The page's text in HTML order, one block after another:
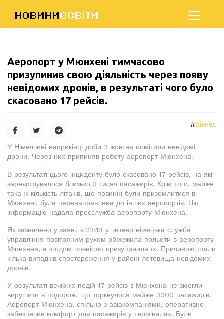
НОВИНИОСВІТИ
Аеропорт у Мюнхені тимчасово
призупинив свою діяльність через появу
невідомих дронів, в результаті чого було
скасовано 17 рейсів.
#Бізнес
У Німеччині наприкінці доби 2 жовтня помітили невідомі
дрони. Через них припиняв роботу аеропорт Мюнхена.
В результаті цього інциденту було скасовано 17 рейсів, на які
зареєструвалося близько 3 тисяч пасажирів. Крім того, майже
така ж кількість літаків, що повинні були приземлитися в
Мюнхені, була перенаправлена до інших аеропортів. Цю
інформацію надала пресслужба аеропорту Мюнхена.
Як зазначено у заяві, з 22:18 у четвер німецька служба
управління повітряним рухом обмежила польоти в аеропорту
Мюнхена, а згодом повністю призупинила їх. Причиною стали
кілька випадків спостереження у районі летовища невідомих
дронів.
У результаті вечірніх подій 17 рейсів з Мюнхена не змогли
вирушити в подорож, що торкнулося майже 3000 пасажирів.
Аеропорт Мюнхена, спільно з авіакомпаніями, оперативно
забезпечив комфорт для пасажирів у терміналах. Були